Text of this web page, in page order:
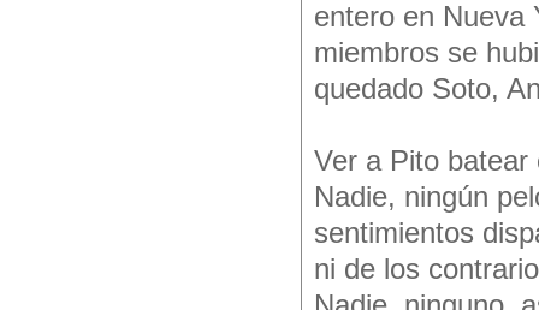
entero en Nueva
miembros se
quedado Soto,
Ver a Pito
Nadie, ningún
sentimientos
ni de los